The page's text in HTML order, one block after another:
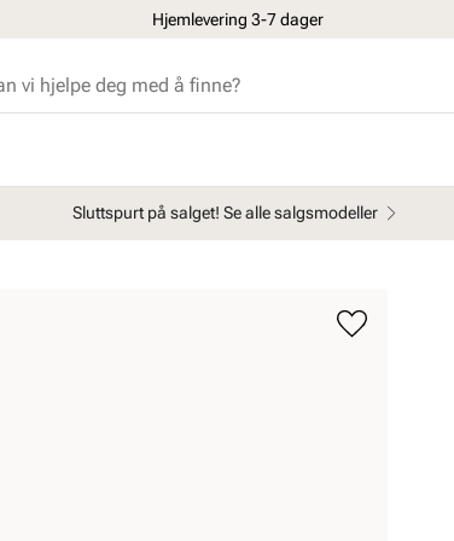
Hjemlevering 3-7 dager
Sluttspurt på salget! Se alle salgsmodeller